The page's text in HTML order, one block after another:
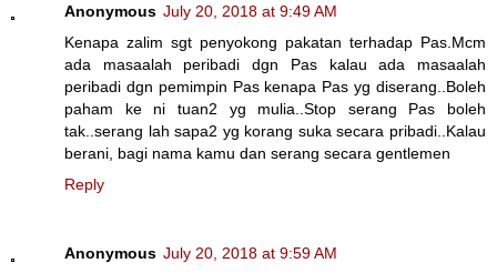
Anonymous July 20, 2018 at 9:49 AM
Kenapa zalim sgt penyokong pakatan terhadap Pas.Mcm
ada masaalah peribadi dgn Pas kalau ada masaalah
peribadi dgn pemimpin Pas kenapa Pas yg diserang..Boleh
paham ke ni tuan2 yg mulia..Stop serang Pas boleh
tak..serang lah sapa2 yg korang suka secara pribadi..Kalau
berani, bagi nama kamu dan serang secara gentlemen
Reply
Anonymous July 20, 2018 at 9:59 AM